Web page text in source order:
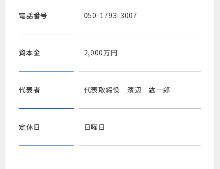
電話番号 050-1793-3007
資本金 2,000万円
代表者 代表取締役 濱辺 紘一郎
定休日 日曜日